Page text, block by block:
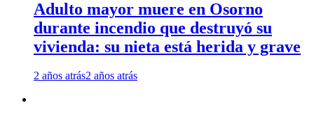
Adulto mayor muere en Osorno
durante incendio que destruyó su
vivienda: su nieta está herida y grave
2 años atrás2 años atrás